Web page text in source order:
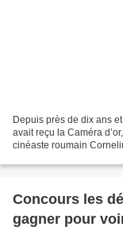
Depuis près de dix ans
avait reçu la Caméra
cinéaste roumain
Concours les